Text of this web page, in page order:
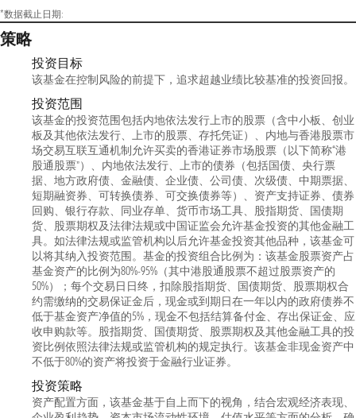
*数据截止日期:
策略
投资目标
该基金在控制风险的前提下，追求超越业绩比较基准的投资回报。
投资范围
该基金的投资范围包括内地依法发行上市的股票（含中小板、创业
板及其他依法发行、上市的股票、存托凭证）、内地与香港股票市
场交易互联互通机制允许买卖的香港证券市场股票（以下简称“港
股通股票”）、内地依法发行、上市的债券（包括国债、央行票
据、地方政府债、金融债、企业债、公司债、次级债、中期票据、
短期融资券、可转换债券、可交换债券等）、资产支持证券、债券
回购、银行存款、同业存单、货币市场工具、股指期货、国债期
货、股票期权及法律法规或中国证监会允许基金投资的其他金融工
具。如法律法规或监管机构以后允许基金投资其他品种，该基金可
以将其纳入投资范围。基金的投资组合比例为：该基金股票资产占
基金资产的比例为80%-95%（其中港股通股票不超过股票资产的
50%）；每个交易日日终，扣除股指期货、国债期货、股票期权合
约需缴纳的交易保证金后，现金或到期日在一年以内的政府债券不
低于基金资产净值的5%，现金不包括结算备付金、存出保证金、应
收申购款等。股指期货、国债期货、股票期权及其他金融工具的投
资比例依照法律法规或监管机构的规定执行。该基金非现金资产中
不低于80%的资产将投资于金融行业证券。
投资策略
资产配置方面，该基金基于自上而下的视角，结合宏观经济表现、